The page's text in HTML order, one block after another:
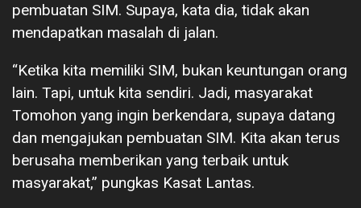
pembuatan SIM. Supaya, kata dia, tidak akan
mendapatkan masalah di jalan.
“Ketika kita memiliki SIM, bukan keuntungan orang
lain. Tapi, untuk kita sendiri. Jadi, masyarakat
Tomohon yang ingin berkendara, supaya datang
dan mengajukan pembuatan SIM. Kita akan terus
berusaha memberikan yang terbaik untuk
masyarakat,” pungkas Kasat Lantas.